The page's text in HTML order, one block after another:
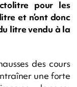
pour les
et n’ont donc
litre vendu à la
des cours
une forte